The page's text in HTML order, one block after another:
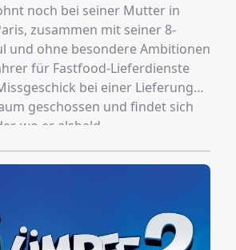
noch bei seiner Mutter in
zusammen mit seiner 8-
und ohne besondere Ambitionen
für Fastfood-Lieferdienste
bei einer Lieferung
geschossen und findet sich
wo er alsbald